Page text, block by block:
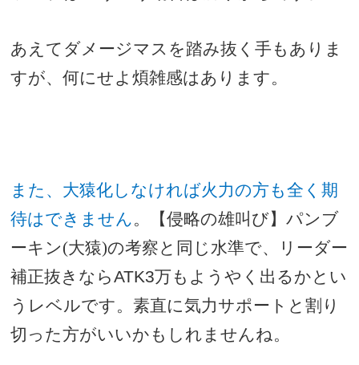
あえてダメージマスを踏み抜く手もありま
すが、何にせよ煩雑感はあります。
また、大猿化しなければ火力の方も全く期
待はできません。【侵略の雄叫び】パンブ
ーキン(大猿)の考察と同じ水準で、リーダー
補正抜きならATK3万もようやく出るかとい
うレベルです。素直に気力サポートと割り
切った方がいいかもしれませんね。